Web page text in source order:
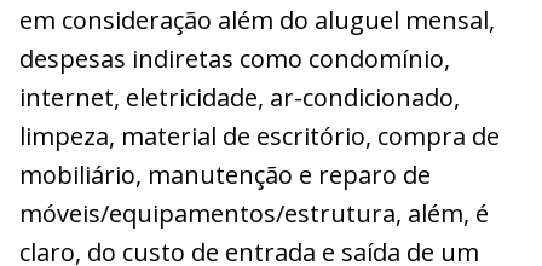
em consideração além do aluguel mensal,
despesas indiretas como condomínio,
internet, eletricidade, ar-condicionado,
limpeza, material de escritório, compra de
mobiliário, manutenção e reparo de
móveis/equipamentos/estrutura, além, é
claro, do custo de entrada e saída de um